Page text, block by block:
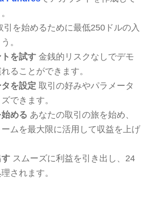
を始めるために最低250ドルの入
。
を試す金銭的リスクなしでデモ
ることができます。
を設定 取引の好みやパラメータ
できます。
める あなたの取引の旅を始め、
ムを最大限に活用して収益を上げ
スムーズに利益を引き出し、24
されます。